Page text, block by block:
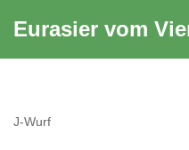
Eurasier vom
J-Wurf